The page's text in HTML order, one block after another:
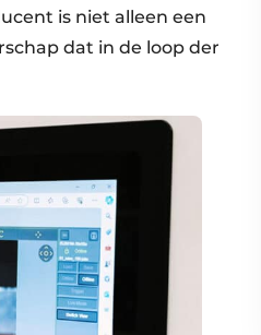
is niet alleen een
dat in de loop der